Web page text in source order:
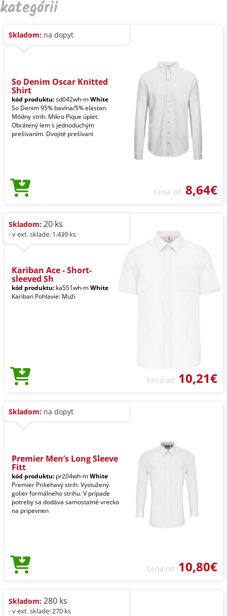
kategórii
Skladom: na dopyt
So Denim Oscar Knitted
Shirt
kód produktu:sd042wh-mWhite
So Denim 95% bavlna/5% elastan.
Módny strih. Mikro Pique úplet.
Obrátený lem s jednoduchým
prešívaním. Dvojité prešívani
Cena od 8,64€
Skladom: 20 ks
- v ext. sklade: 1.439 ks
Kariban Ace - Short-
sleeved Sh
kód produktu: ka551wh-mWhite
Kariban Pohlavie: Muži
Cena od 10,21€
Skladom: na dopyt
Premier Men’s Long Sleeve
Fitt
kód produktu: pr204wh-mWhite
Premier Priliehavý strih. Vystužený
golier formálneho strihu. V prípade
potreby sa dodáva samostatné vrecko
na pripevnen
Cena od 10,80€
Skladom: 280 ks
- v ext. sklade: 270 ks